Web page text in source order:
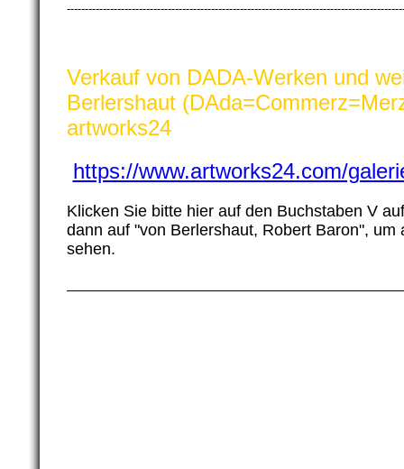
Verkauf von DADA-Werken und
Berlershaut
artworks24
https://www.artworks24.com/
Klicken Sie bitte hier auf den Buchstaben V
dann auf "von Berlershaut, Robert Baron", um
sehen.